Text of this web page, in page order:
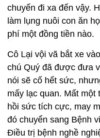
chuyến đi xa đến vậy.
làm lụng nuôi con ăn
phí một đồng tiền nào.
Cô Lại vội vã bắt xe
chú Quý đã được đưa
nói sẽ cố hết sức,
mấy lạc quan. Mất
hồi sức tích cực, may
đó chuyển sang Bệnh
Điều trị bệnh nghề